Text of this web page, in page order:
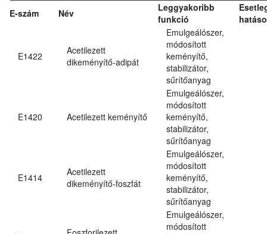
E-szám Név
Leggyakoribb
funkció
E1422
Acetilezett
dikeményítő-adipát
Emulgeálószer,
módosított
keményítő,
stabilizátor,
sűrítőanyag
E1420 Acetilezett keményítő
Emulgeálószer,
módosított
keményítő,
stabilizátor,
sűrítőanyag
E1414
Acetilezett
dikeményítő-foszfát
Emulgeálószer,
módosított
keményítő,
stabilizátor,
sűrítőanyag
Emulgeálószer,
módosított